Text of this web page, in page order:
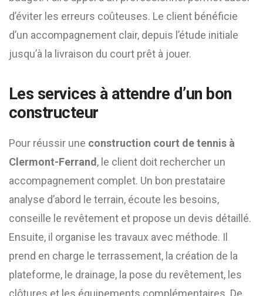
d’éviter les erreurs coûteuses. Le client bénéficie
d’un accompagnement clair, depuis l’étude initiale
jusqu’à la livraison du court prêt à jouer.
Les services à attendre d’un bon
constructeur
Pour réussir une construction court de tennis à
Clermont-Ferrand , le client doit rechercher un
accompagnement complet. Un bon prestataire
analyse d’abord le terrain, écoute les besoins,
conseille le revêtement et propose un devis détaillé.
Ensuite, il organise les travaux avec méthode. Il
prend en charge le terrassement, la création de la
plateforme, le drainage, la pose du revêtement, les
clôtures et les équipements complémentaires. De